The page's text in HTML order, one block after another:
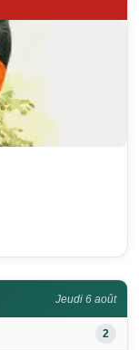
Jeudi 6 août
2